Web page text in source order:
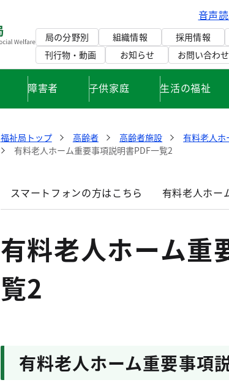
音声
局の分野別 組織情報 採用情報
刊行物・動画
お知らせ お問い合わせ
障害者 子供家庭 生活の福祉
福祉局トップ 高齢者 高齢者施設 有料老人ホ
有料老人ホーム重要事項説明書PDF一覧2
スマートフォンの方はこちら 有料老人ホー
有料老人ホーム重
覧2
有料老人ホーム重要事項